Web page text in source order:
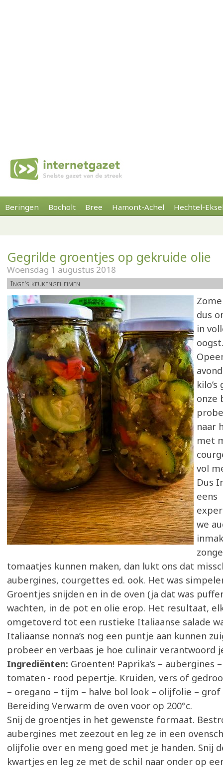
Beringen Bocholt Bree Hamont-Achel Hechtel-
Gegrilde groentjes op gekruide olie
Woensdag 1 augustus 2018
Inge's keukengeheimen
dus
in
onze
naar
met
vol
Dus
eens
we
tomaatjes kunnen maken, dan lukt ons dat
aubergines, courgettes ed. ook. Het was
Groentjes snijden en in de oven (ja dat was
wachten, in de pot en olie erop. Het resultaat,
omgetoverd tot een rustieke Italiaanse salade
Italiaanse nonna’s nog een puntje aan kunnen
probeer en verbaas je hoe culinair verantwoord
Ingrediënten: Groenten! Paprika’s – aubergines
tomaten - rood pepertje. Kruiden, vers of
– oregano – tijm – halve bol look – olijfolie –
Bereiding Verwarm de oven voor op 200°c.
Snij de groentjes in het gewenste formaat.
aubergines met zeezout en leg ze in een
olijfolie over en meng goed met je handen. Snij
kwartjes en leg ze met de schil naar onder op